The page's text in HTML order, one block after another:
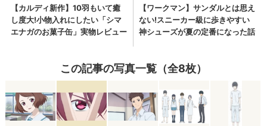
この記事の写真一覧（全8枚）